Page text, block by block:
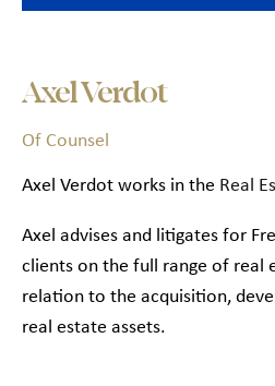
Axel Verdot
Of Counsel
Axel Verdot works in the Real
Axel advises and litigates for
clients on the full range of real
relation to the acquisition,
real estate assets.